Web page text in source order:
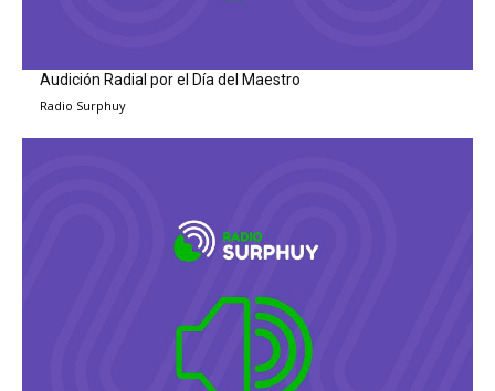
Audición Radial por el Día del Maestro
Radio Surphuy